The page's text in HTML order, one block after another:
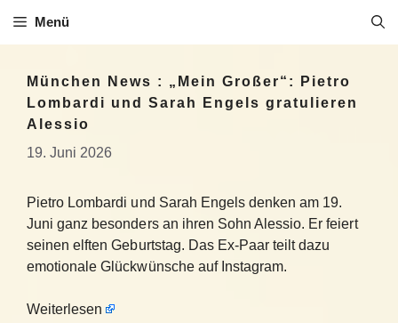
Inhalt
Menü
München News : „Mein Großer“: Pietro
Lombardi und Sarah Engels gratulieren
Alessio
19. Juni 2026
Pietro Lombardi und Sarah Engels denken am 19.
Juni ganz besonders an ihren Sohn Alessio. Er feiert
seinen elften Geburtstag. Das Ex-Paar teilt dazu
emotionale Glückwünsche auf Instagram.
Weiterlesen